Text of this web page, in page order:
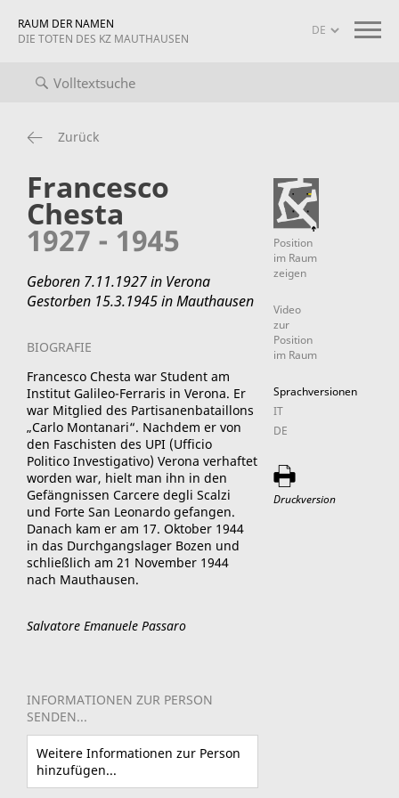
RAUM DER NAMEN
DIE TOTEN DES KZ MAUTHAUSEN
Projekt-Info
Zurück
Francesco
Chesta
1927 - 1945
Geboren 7.11.1927 in Verona
Gestorben 15.3.1945 in Mauthausen
BIOGRAFIE
Francesco Chesta war Student am
Institut Galileo-Ferraris in Verona. Er
war Mitglied des Partisanenbataillons
„Carlo Montanari“. Nachdem er von
den Faschisten des UPI (Ufficio
Politico Investigativo) Verona verhaftet
worden war, hielt man ihn in den
Gefängnissen Carcere degli Scalzi
und Forte San Leonardo gefangen.
Danach kam er am 17. Oktober 1944
in das Durchgangslager Bozen und
schließlich am 21 November 1944
nach Mauthausen.
Salvatore Emanuele Passaro
INFORMATIONEN ZUR PERSON
SENDEN...
Weitere Informationen zur Person
hinzufügen...
Position
im Raum
zeigen
Video
zur
Position
im Raum
Sprachversionen
IT
DE
Druckversion